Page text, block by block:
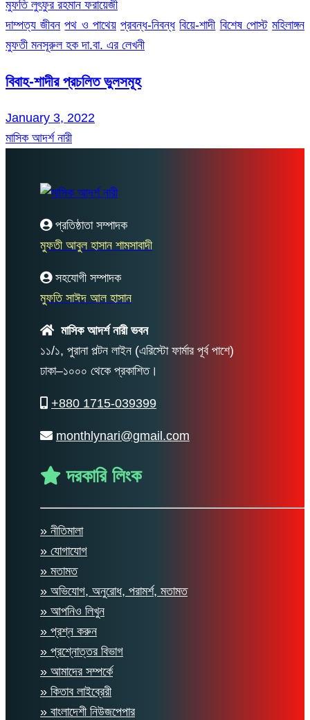
মুফতি লুৎফুর রহমান ফরায়েজী
দাম্পত্য জীবন পথ ও পাথেয় প্রবন্ধ-নিবন্ধ বিয়ে-শাদী বিশেষ পোস্ট মহিলাঙ্গন
মুফতী মনসূরুল হক দা.বা. এর লেখনী
বিবাহ-শাদীর প্রচলিত ভুলসমূহ
January 3, 2022
মাসিক আদর্শ নারী
প্রতিষ্ঠাতা সম্পাদক
মুফতী আবুল হাসান শামসাবাদী
সহযোগী সম্পাদক
মুফতি সাঈদ আল হাসান
মাসিক আদর্শ নারী ভবন
১১/১, পুরানা পল্টন লাইন (এরিস্টো ফার্মার পূর্ব পাশে)
ঢাকা–১০০০ থেকে প্রকাশিত।
+880 1715-039399
monthlynari@gmail.com
দরকারি লিংক
» নীতিমালা
» যোগাযোগ
» মতামত
» অভিযোগ, অনুরোধ, পরামর্শ, মতামত
» আপনিও লিখুন
» প্রশ্ন করুন
» প্রশ্নোত্তর বিভাগ
» আমাদের সম্পর্কে
» কিতাব লাইব্রেরী
» বাংলাদেশী নিউজপেপার